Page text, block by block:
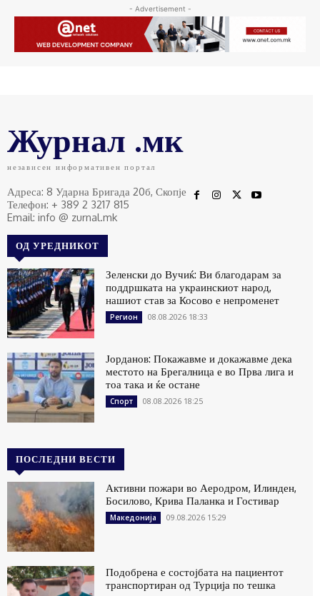
- Advertisement -
Журнал .мк
независен информативен портал
Адреса: 8 Ударна Бригада 20б, Скопје
Телефон: + 389 2 3217 815
Email: info @ zurnal.mk
ОД УРЕДНИКОТ
Зеленски до Вучиќ: Ви благодарам за
поддршката на украинскиот народ,
нашиот став за Косово е непроменет
Регион 08.08.2026 18:33
Јорданов: Покажавме и докажавме дека
местото на Брегалница е во Прва лига и
тоа така и ќе остане
Спорт 08.08.2026 18:25
ПОСЛЕДНИ ВЕСТИ
Активни пожари во Аеродром, Илинден,
Босилово, Крива Паланка и Гостивар
Македонија 09.08.2026 15:29
Подобрена е состојбата на пациентот
транспортиран од Турција по тешка